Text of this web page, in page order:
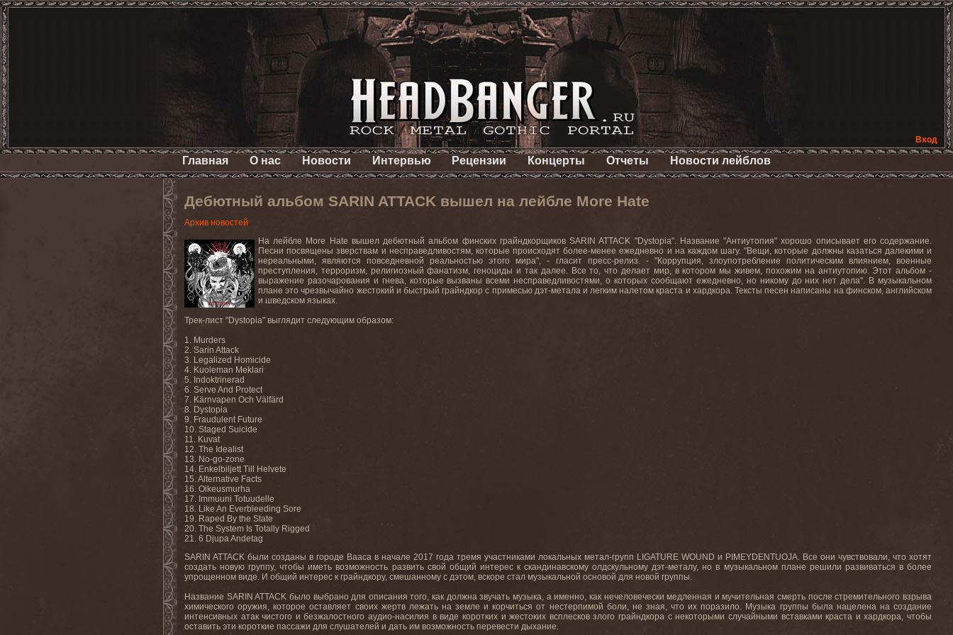
Вход
Главная О нас Новости Интервью Рецензии Концерты Отчеты Новости лейблов
Дебютный альбом SARIN ATTACK вышел на лейбле More Hate
Архив новостей
На лейбле More Hate вышел дебютный альбом финских грайндкорщиков SARIN ATTACK "Dystopia". Название "Антиутопия" хорошо описывает его содержание.
Песни посвящены зверствам и несправедливостям, которые происходят более-менее ежедневно и на каждом шагу. "Вещи, которые должны казаться далекими и
нереальными, являются повседневной реальностью этого мира", - гласит пресс-релиз. - "Коррупция, злоупотребление политическим влиянием, военные
преступления, терроризм, религиозный фанатизм, геноциды и так далее. Все то, что делает мир, в котором мы живем, похожим на антиутопию. Этот альбом -
выражение разочарования и гнева, которые вызваны всеми несправедливостями, о которых сообщают ежедневно, но никому до них нет дела". В музыкальном
плане это чрезвычайно жестокий и быстрый грайндкор с примесью дэт-метала и легким налетом краста и хардкора. Тексты песен написаны на финском, английском
и шведском языках.
Трек-лист "Dystopia" выглядит следующим образом:
1. Murders
2. Sarin Attack
3. Legalized Homicide
4. Kuoleman Meklari
5. Indoktrinerad
6. Serve And Protect
7. Kärnvapen Och Välfärd
8. Dystopia
9. Fraudulent Future
10. Staged Suicide
11. Kuvat
12. The Idealist
13. No-go-zone
14. Enkelbiljett Till Helvete
15. Alternative Facts
16. Oikeusmurha
17. Immuuni Totuudelle
18. Like An Everbleeding Sore
19. Raped By the State
20. The System Is Totally Rigged
21. 6 Djupa Andetag
SARIN ATTACK были созданы в городе Вааса в начале 2017 года тремя участниками локальных метал-групп LIGATURE WOUND и PIMEYDENTUOJA. Все они чувствовали, что хотят
создать новую группу, чтобы иметь возможность развить свой общий интерес к скандинавскому олдскульному дэт-металу, но в музыкальном плане решили развиваться в более
упрощенном виде. И общий интерес к грайндкору, смешанному с дэтом, вскоре стал музыкальной основой для новой группы.
Название SARIN ATTACK было выбрано для описания того, как должна звучать музыка, а именно, как нечеловечески медленная и мучительная смерть после стремительного взрыва
химического оружия, которое оставляет своих жертв лежать на земле и корчиться от нестерпимой боли, не зная, что их поразило. Музыка группы была нацелена на создание
интенсивных атак чистого и безжалостного аудио-насилия в виде коротких и жестоких всплесков злого грайндкора с некоторыми случайными вставками краста и хардкора, чтобы
оставить эти короткие пассажи для слушателей и дать им возможность перевести дыхание.